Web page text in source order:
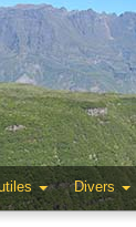
Divers